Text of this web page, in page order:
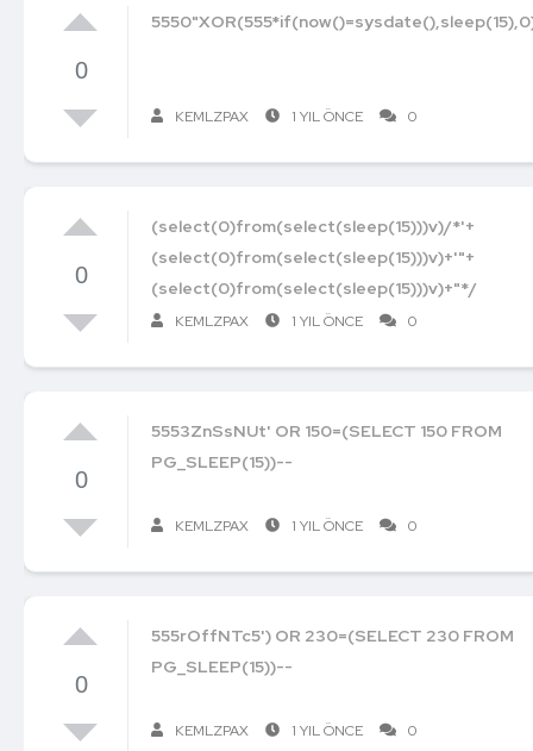
0
KEMLZPAX 1 YIL ÖNCE 0
0
(select(0)from(select(sleep(15)))v)/*'+
(select(0)from(select(sleep(15)))v)+'"+
(select(0)from(select(sleep(15)))v)+"*/
KEMLZPAX 1 YIL ÖNCE 0
0
5553ZnSsNUt' OR 150=(SELECT 150 FROM
PG_SLEEP(15))--
KEMLZPAX 1 YIL ÖNCE 0
0
555rOffNTc5') OR 230=(SELECT 230 FROM
PG_SLEEP(15))--
KEMLZPAX 1 YIL ÖNCE 0